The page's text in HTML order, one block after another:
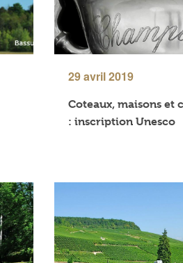
29 avril 2019
Coteaux, maisons et
: inscription Unesco